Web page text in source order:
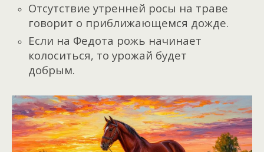
Отсутствие утренней росы на траве
говорит о приближающемся дожде.
Если на Федота рожь начинает
колоситься, то урожай будет
добрым.